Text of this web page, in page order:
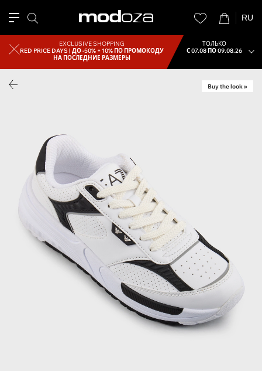
RU
EXCLUSIVE SHOPPING
RED PRICE DAYS |ДО -50% + 10% ПО ПРОМОКОДУ
НА ПОСЛЕДНИЕ РАЗМЕРЫ
ТОЛЬКО
С 07.08 ПО 09.08.26
Buy the look »